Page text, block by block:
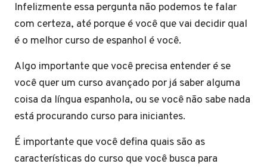
Infelizmente essa pergunta não podemos te falar
com certeza, até porque é você que vai decidir qual
é o melhor curso de espanhol é você.
Algo importante que você precisa entender é se
você quer um curso avançado por já saber alguma
coisa da língua espanhola, ou se você não sabe nada
está procurando curso para iniciantes.
É importante que você defina quais são as
características do curso que você busca para